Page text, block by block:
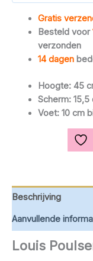
Gratis
Besteld voor
verzonden
14 dagen
Hoogte: 45
Scherm: 15,5
Voet: 10 cm
Beschrijving
Aanvullende
Louis